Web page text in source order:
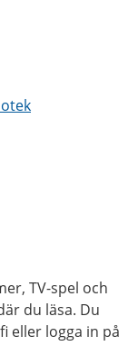
TV-spel och
du läsa. Du
eller logga in på